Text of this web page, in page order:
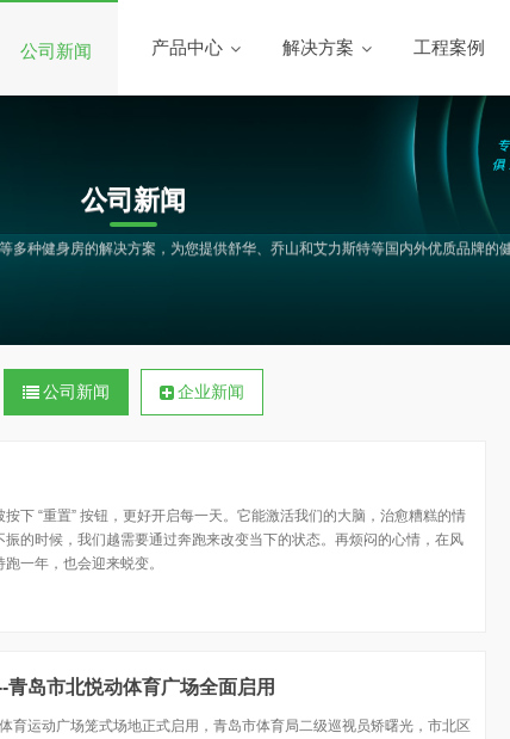
公司新闻 产品中心 解决方案 工程案例
公司新闻
多种健身房的解决方案，为您提供舒华、乔山和艾力斯特等国内外优质品牌的
公司新闻 企业新闻
下 “重置” 按钮，更好开启每一天。它能激活我们的大脑，治愈糟糕的情
的时候，我们越需要通过奔跑来改变当下的状态。再烦闷的心情，在风
一年，也会迎来蜕变。
岛市北悦动体育广场全面启用
育运动广场笼式场地正式启用，青岛市体育局二级巡视员矫曙光，市北区